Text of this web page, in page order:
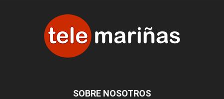
SOBRE NOSOTROS